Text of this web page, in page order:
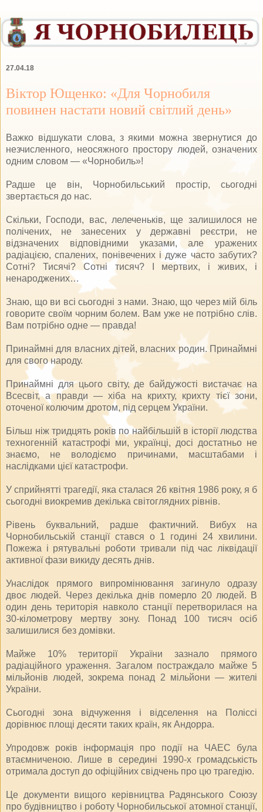
27.04.18
Віктор Ющенко: «Для Чорнобиля
повинен настати новий світлий день»
Важко відшукати слова, з якими можна звернутися до
незчисленного, не­осяжного простору лю­дей, означених
одним словом — «Чорнобиль»!
Радше це він, Чорнобильський простір, сьогодні
звертається до нас.
Скільки, Господи, вас, лелеченьків, ще залишилося не
полічених, не занесених у державні реєстри, не
відзначених відповідними указами, але уражених
радіацією, спалених, понівечених і дуже часто забутих?
Сотні? Тисячі? Сотні тисяч? І мертвих, і живих, і
ненароджених…
Знаю, що ви всі сьогодні з нами. Знаю, що через мій біль
говорите своїм чорним болем. Вам уже не потрібно слів.
Вам потрібно одне — правда!
Принаймні для власних дітей, власних родин. Принаймні
для свого народу.
Принаймні для цього світу, де байдужості вистачає на
Всесвіт, а правди — хіба на крихту, крихту тієї зони,
оточеної колючим дротом, під серцем України.
Більш ніж тридцять років по найбільшій в історії людства
техногенній катастрофі ми, українці, досі достатньо не
знаємо, не володіємо причинами, масштабами і
наслідками цієї катастрофи.
У сприйнятті трагедії, яка сталася 26 квітня 1986 року, я б
сьогодні виокремив декілька світоглядних рівнів.
Рівень буквальний, радше фактичний. Вибух на
Чорнобильській станції стався о 1 годині 24 хвилини.
Пожежа і рятувальні роботи тривали під час ліквідації
активної фази викиду десять днів.
Унаслідок прямого випромінювання загинуло одразу
двоє людей. Через декілька днів померло 20 людей. В
один день територія навколо станції перетворилася на
30-кілометрову мертву зону. Понад 100 тисяч осіб
залишилися без домівки.
Майже 10% території України зазнало прямого
радіаційного ураження. Загалом постраждало майже 5
мільйонів людей, зокрема понад 2 мільйони — жителі
України.
Сьогодні зона відчуження і відселення на Поліссі
дорівнює площі десяти таких країн, як Андорра.
Упродовж років інформація про події на ЧАЕС була
втаємниченою. Лише в середині 1990-х громадськість
отримала доступ до офіційних свідчень про цю трагедію.
Це документи вищого керівництва Радянського Союзу
про будівництво і роботу Чорнобильської атомної станції,